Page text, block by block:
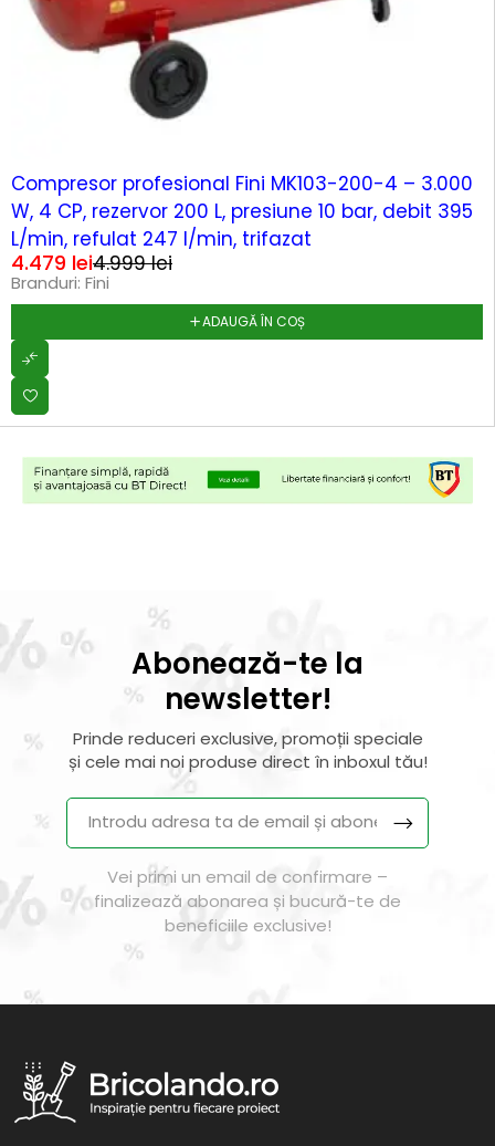
Compresor profesional Fini MK103-200-4 – 3.000
W, 4 CP, rezervor 200 L, presiune 10 bar, debit 395
L/min, refulat 247 l/min, trifazat
4.999lei
4.479 lei
Branduri: Fini
ADAUGĂ ÎN COȘ
Abonează-te la
newsletter!
Prinde reduceri exclusive, promoții speciale
și cele mai noi produse direct în inboxul tău!
Vei primi un email de confirmare –
finalizează abonarea și bucură-te de
beneficiile exclusive!